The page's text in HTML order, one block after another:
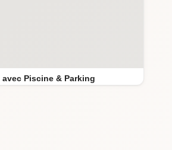
Piscine & Parking